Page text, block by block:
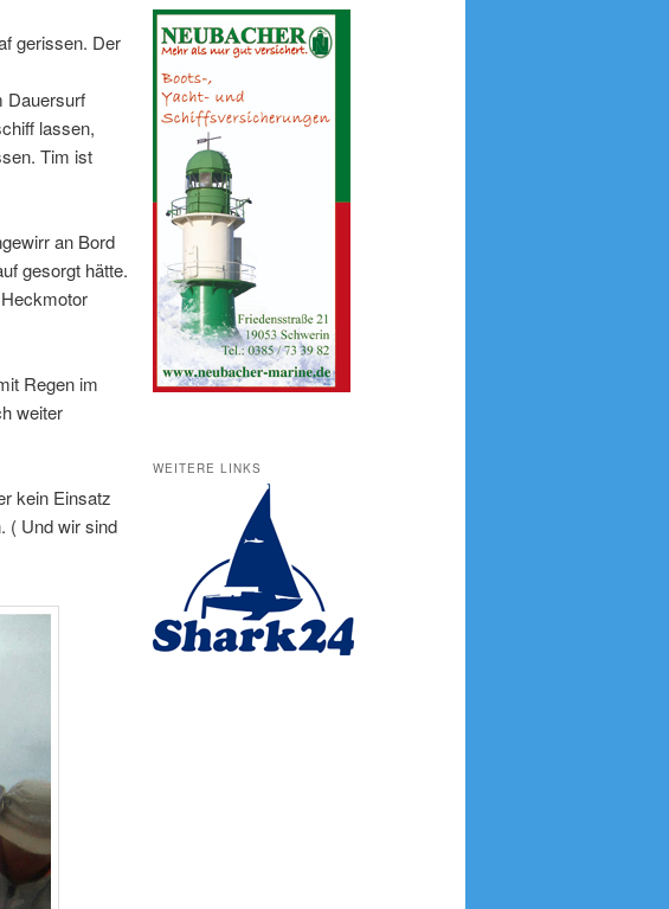
gerissen. Der
Dauersurf
lassen,
Tim ist
an Bord
gesorgt hätte.
Regen im
weiter
kein Einsatz
( Und wir sind
WEITERE LINKS